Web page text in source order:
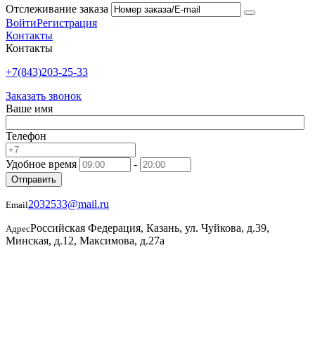
Отслеживание заказа
ВойтиРегистрация
Контакты
Контакты
+7(843)203-25-33
Заказать звонок
Ваше имя
Телефон
Удобное время -
Отправить
Email2032533@mail.ru
АдресРоссийская Федерация, Казань, ул. Чуйкова, д.39,
Минская, д.12, Максимова, д.27а